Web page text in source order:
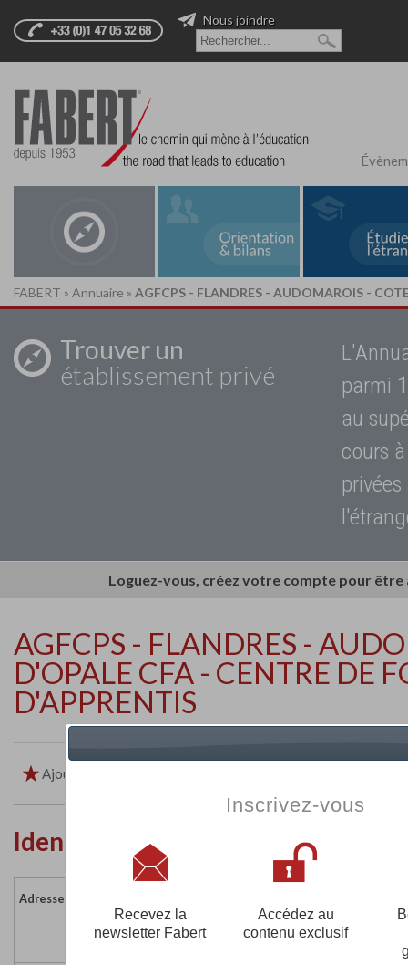
Nous joindre
FABERT » Annuaire » AGFCPS - FLANDRES - AUDOMAROIS -
Trouver un
établissement privé
parmi
au
cours
Loguez-vous, créez votre compte pour
AGFCPS - FLANDRES -
D'OPALE CFA - CENTRE DE
D'APPRENTIS
Ajouter aux favoris
Identité de l'établissement
Adresse :
62504 ST OMER CEDEX
France
Inscrivez-vous
Recevez la
newsletter Fabert
Accédez au
contenu exclusif